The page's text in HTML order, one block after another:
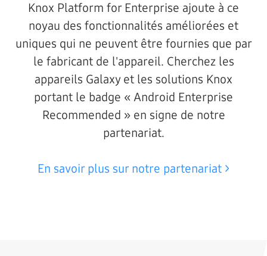
Knox Platform for Enterprise ajoute à ce
noyau des fonctionnalités améliorées et
uniques qui ne peuvent être fournies que par
le fabricant de l'appareil. Cherchez les
appareils Galaxy et les solutions Knox
portant le badge « Android Enterprise
Recommended » en signe de notre
partenariat.
En savoir plus sur notre partenariat >